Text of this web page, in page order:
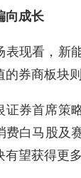
向成长
表现看，新
的券商板块
证券首席策
费白马股及
望获得更